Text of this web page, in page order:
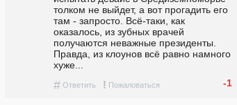
толком не выйдет, а вот прогадить его
там - запросто. Всё-таки, как
оказалось, из зубных врачей
получаются неважные президенты.
Правда, из клоунов всё равно намного
хуже...
# Ответить ! Пожаловаться -1